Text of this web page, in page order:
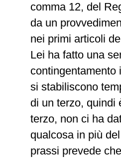
comma 12, del
da un
nei primi articoli
Lei ha fatto una
contingentamento
si stabiliscono
di un terzo, quindi
terzo, non ci ha
qualcosa in più
prassi prevede